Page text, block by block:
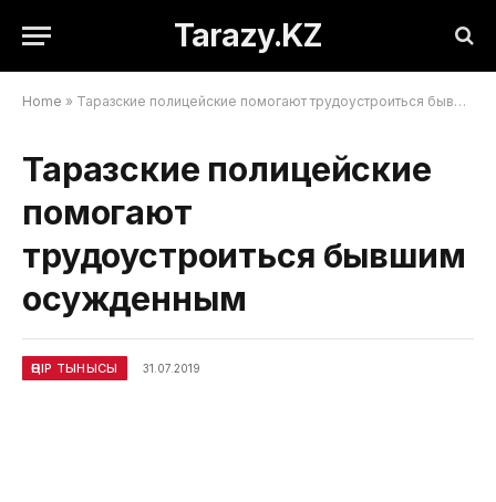
Tarazy.KZ
Home » Таразские полицейские помогают трудоустроиться бывшим осужденным
Таразские полицейские
помогают
трудоустроиться бывшим
осужденным
ӨҢІР ТЫНЫСЫ 31.07.2019